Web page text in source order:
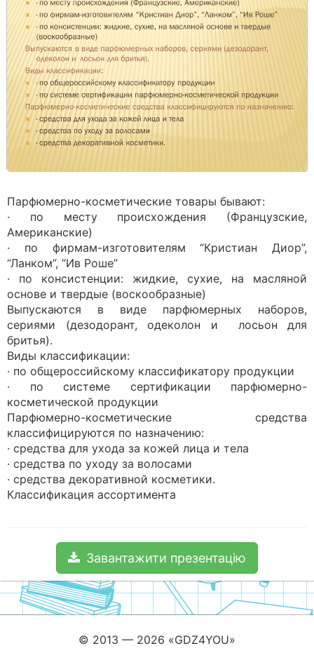
Парфюмерно-косметические товары бывают:
· по месту происхождения (Французские,
Американские)
· по фирмам-изготовителям “Кристиан Диор”,
“Ланком”, “Ив Роше”
· по консистенции: жидкие, сухие, на масляной
основе и твердые (воскообразные)
Выпускаются в виде парфюмерных наборов,
сериями (дезодорант, одеколон и лосьон для
бритья).
Виды классификации:
· по общероссийскому классификатору продукции
· по системе сертификации парфюмерно-
косметической продукции
Парфюмерно-косметические средства
классифицируются по назначению:
· средства для ухода за кожей лица и тела
· средства по уходу за волосами
· средства декоративной косметики.
Классификация ассортимента
Завантажити презентацію
© 2013 — 2026 «GDZ4YOU»